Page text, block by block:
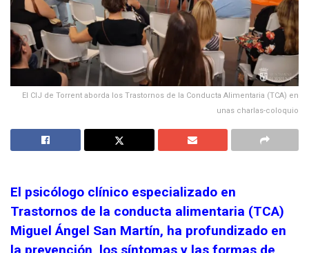
El CIJ de Torrent aborda los Trastornos de la Conducta Alimentaria (TCA) en
unas charlas-coloquio
El psicólogo clínico especializado en
Trastornos de la conducta alimentaria (TCA)
Miguel Ángel San Martín, ha profundizado en
la prevención, los síntomas y las formas de